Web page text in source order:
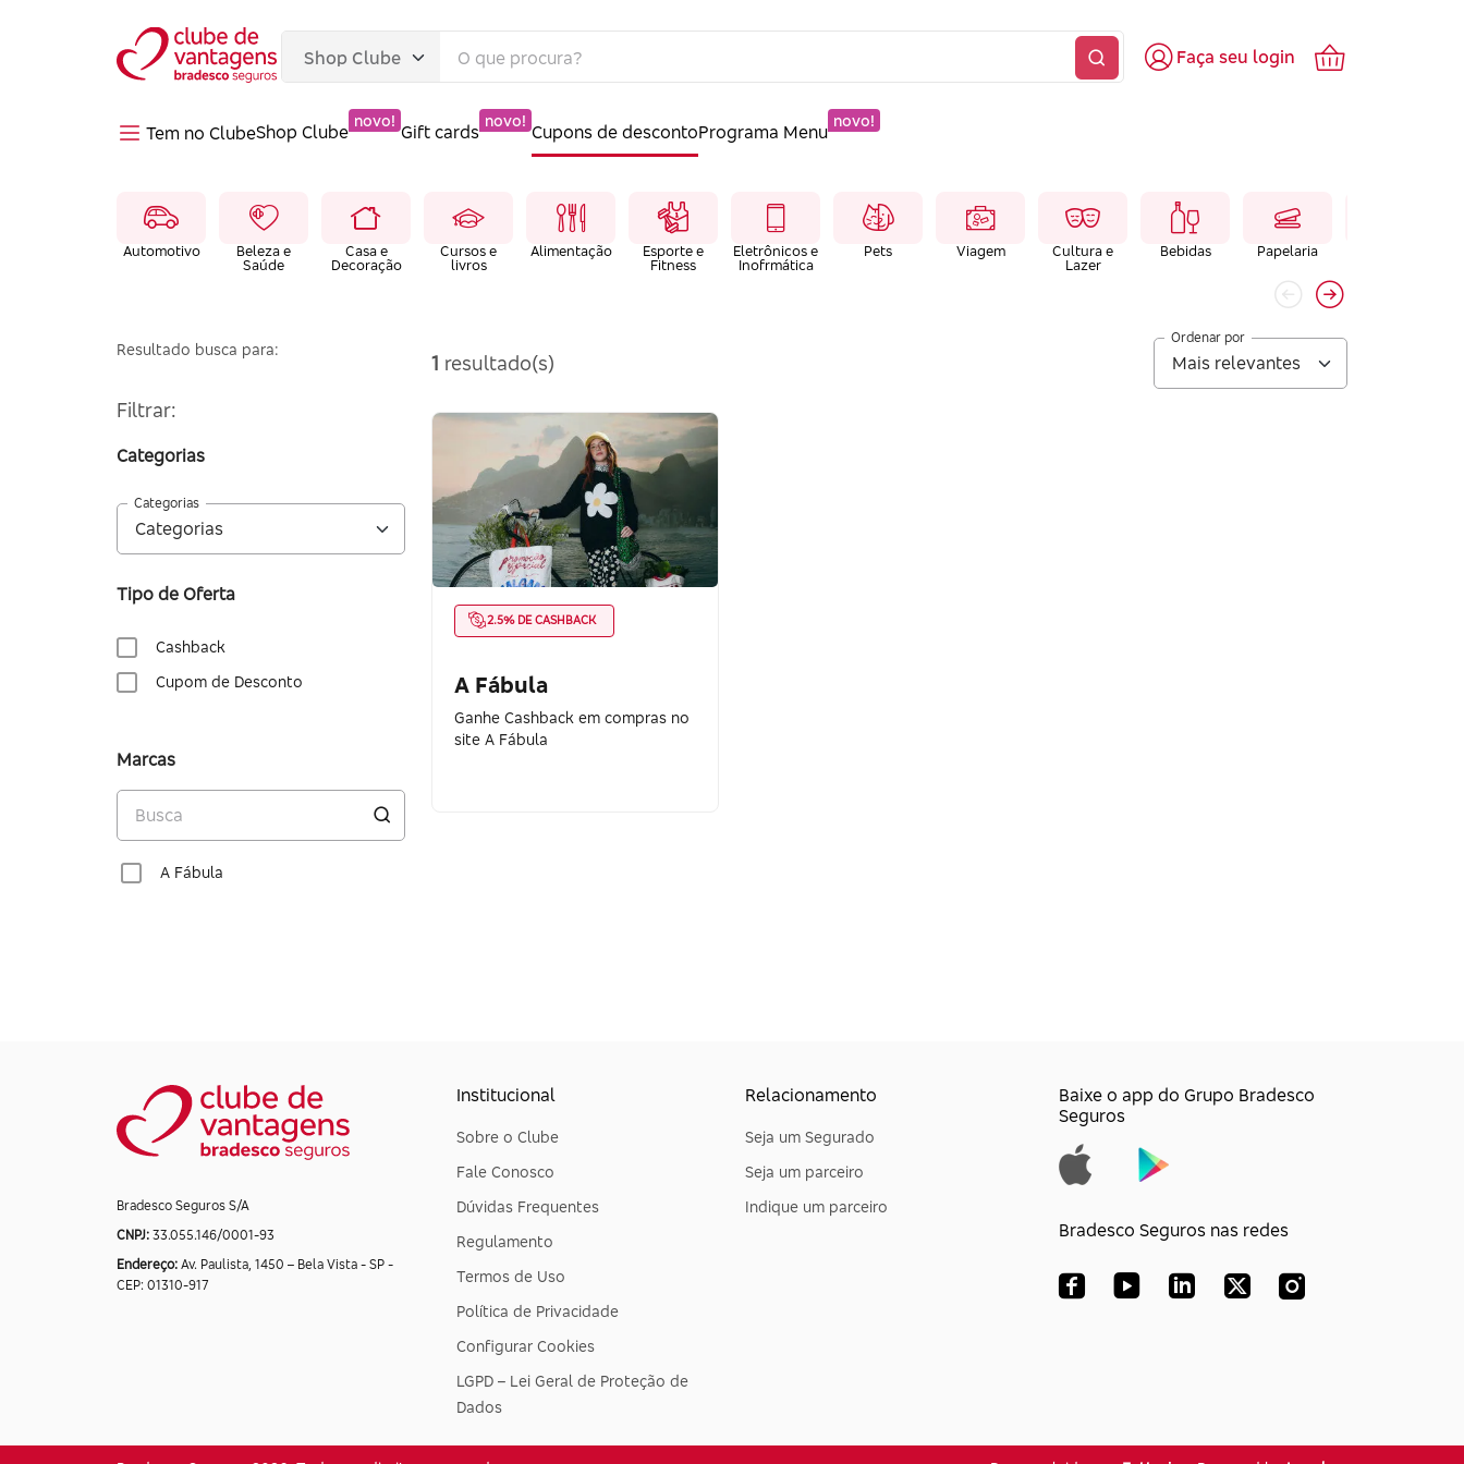
Faça seu login
Tem no ClubeShop Clube
novo!
Gift cards
novo!
Cupons de descontoPrograma Menu
novo!
Automotivo
Beleza e
Saúde
Casa e
Decoração
Cursos e
livros
Alimentação
Esporte e
Fitness
Eletrônicos e
Inofrmática
Pets Viagem
Cultura e
Lazer
Bebidas Papelaria
Resultado busca para:
Filtrar:
Categorias
Categorias
Tipo de Oferta
Cashback
Cupom de Desconto
Marcas
A Fábula
1 resultado(s)
Ordenar por
2.5% DE CASHBACK
A Fábula
Ganhe Cashback em compras no
site A Fábula
Bradesco Seguros S/A
CNPJ: 33.055.146/0001-93
Endereço: Av. Paulista, 1450 – Bela Vista - SP -
CEP: 01310-917
Institucional
Sobre o Clube
Fale Conosco
Dúvidas Frequentes
Regulamento
Termos de Uso
Política de Privacidade
Configurar Cookies
LGPD – Lei Geral de Proteção de
Dados
Relacionamento
Seja um Segurado
Seja um parceiro
Indique um parceiro
Baixe o app do Grupo Bradesco
Seguros
Bradesco Seguros nas redes